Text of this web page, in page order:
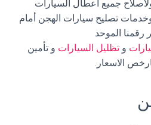
جميع اعطال السيارات
تصليح سيارات الهجن أمام
رقمنا الموحد
و تظليل السيارات و تأمين
الاسعار.